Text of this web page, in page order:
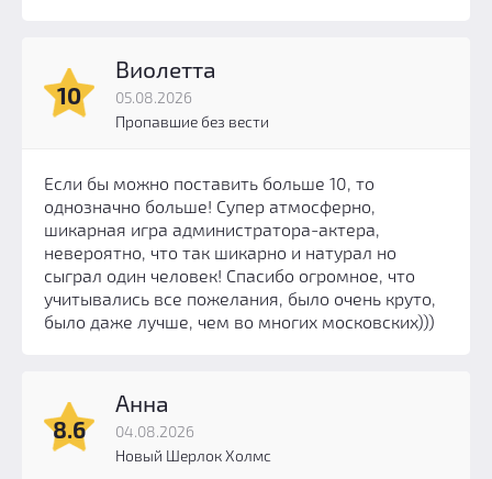
10
Виолетта
05.08.2026
Пропавшие без вести
Если бы можно поставить больше 10, то
однозначно больше! Супер атмосферно,
шикарная игра администратора-актера,
невероятно, что так шикарно и натурал но
сыграл один человек! Спасибо огромное, что
учитывались все пожелания, было очень круто,
было даже лучше, чем во многих московских)))
8.6
Анна
04.08.2026
Новый Шерлок Холмс